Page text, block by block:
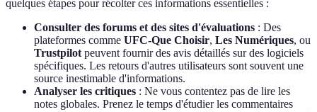
quelques étapes pour récolter ces informations essentielles :
Consulter des forums et des sites d'évaluations : Des
plateformes comme UFC-Que Choisir, Les Numériques, ou
Trustpilot peuvent fournir des avis détaillés sur des logiciels
spécifiques. Les retours d'autres utilisateurs sont souvent une
source inestimable d'informations.
Analyser les critiques : Ne vous contentez pas de lire les
notes globales. Prenez le temps d'étudier les commentaires